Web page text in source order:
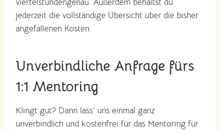
viertelstundengenau. Außerdem behältst du
jederzeit die vollständige Übersicht über die bisher
angefallenen Kosten.
Unverbindliche Anfrage fürs
1:1 Mentoring
Klingt gut? Dann lass‘ uns einmal ganz
unverbindlich und kostenfrei für das Mentoring für